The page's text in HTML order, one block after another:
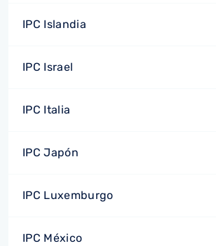
IPC Islandia
IPC Israel
IPC Italia
IPC Japón
IPC Luxemburgo
IPC México